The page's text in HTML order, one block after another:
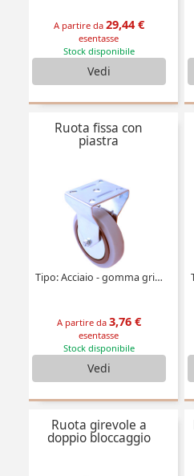
A partire da 29,44 €
esentasse
Stock disponibile
Vedi
Ruota fissa con
piastra
Tipo: Acciaio - gomma grigia
A partire da 3,76 €
esentasse
Stock disponibile
Vedi
Ruota girevole a
doppio bloccaggio